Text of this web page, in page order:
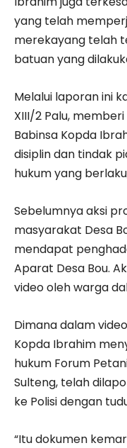
yang telah
merekayang telah
batuan yang
Melalui laporan ini
XIII/2 Palu,
Babinsa Kopda
disiplin dan tindak
hukum yang
Sebelumnya aksi
masyarakat Desa
mendapat
Aparat Desa Bou.
video oleh warga
Dimana dalam
Kopda Ibrahim
hukum Forum
Sulteng, telah
ke Polisi dengan
“Itu dokumen